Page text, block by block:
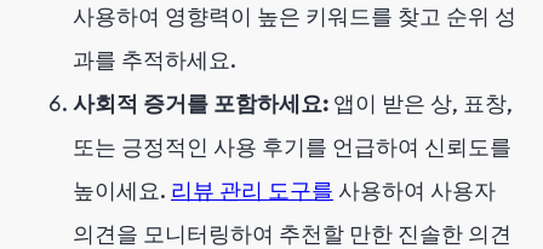
사용하여 영향력이 높은 키워드를 찾고 순위 성
과를 추적하세요.
사회적 증거를 포함하세요: 앱이 받은 상, 표창,
또는 긍정적인 사용 후기를 언급하여 신뢰도를
높이세요. 리뷰 관리 도구를 사용하여 사용자
의견을 모니터링하여 추천할 만한 진솔한 의견